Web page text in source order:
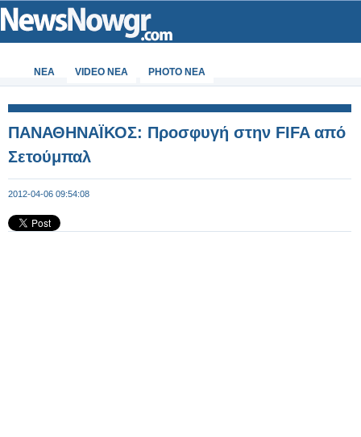
ΝΕΑ VIDEO NEA PHOTO NEA
ΠΑΝΑΘΗΝΑΪΚΟΣ: Προσφυγή στην FIFA από
Σετούμπαλ
2012-04-06 09:54:08